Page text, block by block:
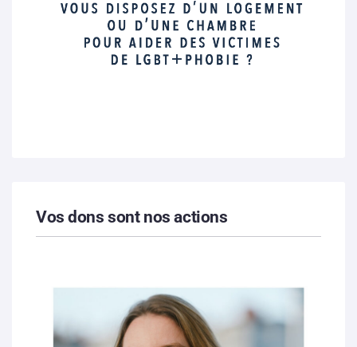
Vos dons sont nos actions